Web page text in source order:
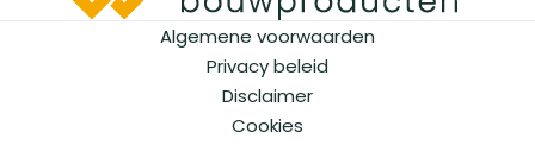
Algemene voorwaarden
Privacy beleid
Disclaimer
Cookies